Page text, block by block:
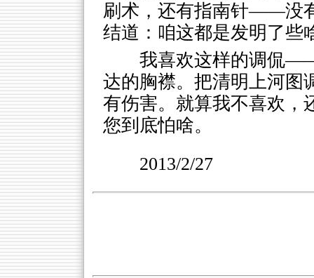
刷术，还有指南针——没
结道：咱这都是发明了些
我喜欢这样的调侃
达的胸襟。把清明上河图
有伤害。就算我不喜欢，
您到底怕啥。
2013/2/27